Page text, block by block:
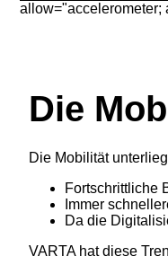
allow="accelerometer;
Die
Die Mobilität
Fortschrittliche
Immer
Da die
VARTA hat diese